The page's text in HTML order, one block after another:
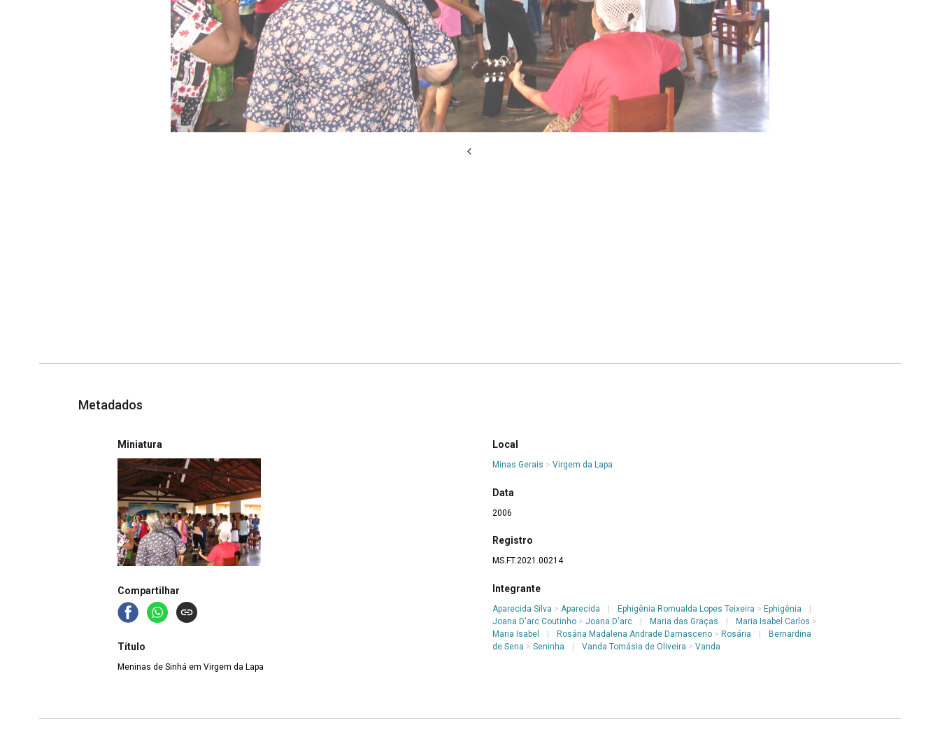
Metadados
Miniatura
Compartilhar
Título
Meninas de Sinhá em Virgem da Lapa
Local
Minas Gerais > Virgem da Lapa
Data
2006
Registro
MS.FT.2021.00214
Integrante
Aparecida Silva > Aparecida | Ephigênia Romualda Lopes Teixeira > Ephigênia
|
Joana D'arc Coutinho > Joana D'arc | Maria das Graças | Maria Isabel Carlos >
Maria Isabel
| Rosária Madalena Andrade Damasceno > Rosária |
Bernardina
de Sena > Seninha | Vanda Tomásia de Oliveira > Vanda